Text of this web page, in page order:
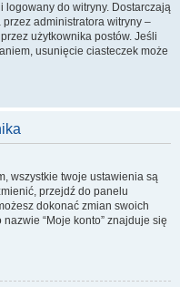
logowany do witryny. Dostarczają
przez administratora witryny –
użytkownika postów. Jeśli
usunięcie ciasteczek może
wszystkie twoje ustawienia są
przejdź do panelu
dokonać zmian swoich
“Moje konto” znajduje się